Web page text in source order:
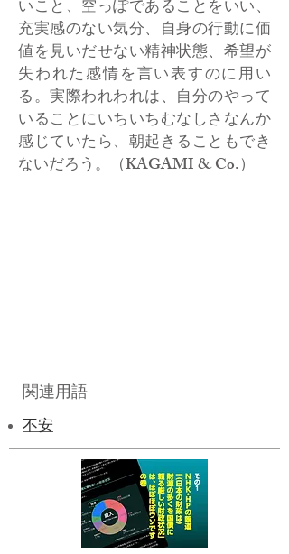
いこと、空っぽであることをいい、
充実感のない気分、自身の行動に価
値を見いだせない精神状態、希望が
失われた感情を言い表すのに用い
る。実際われわれは、自分のやって
いることにいちいちむなしさなんか
感じていたら、朝起きることもでき
ないだろう。（KAGAMI & Co.）
関連用語
不安